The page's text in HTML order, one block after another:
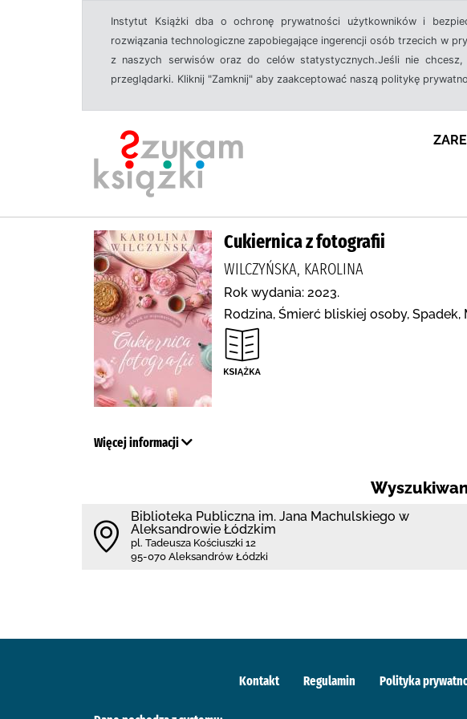
Instytut Książki dba o ochronę prywatności użytkowników i
rozwiązania technologiczne zapobiegające ingerencji osób trzecich w
z naszych serwisów oraz do celów statystycznych.Jeśli nie
przeglądarki. Kliknij "Zamknij" aby zaakceptować naszą politykę
Cukiernica z fotografii
WILCZYŃSKA, KAROLINA
Rok wydania: 2023.
Rodzina, Śmierć bliskiej osoby, Spadek,
Więcej informacji
Biblioteka Publiczna im. Jana Machulskiego w
Aleksandrowie Łódzkim
pl. Tadeusza Kościuszki 12
95-070 Aleksandrów Łódzki
Kontakt Regulamin Polityka